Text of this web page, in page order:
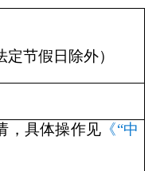
节假日除外）
，具体操作见 《“中